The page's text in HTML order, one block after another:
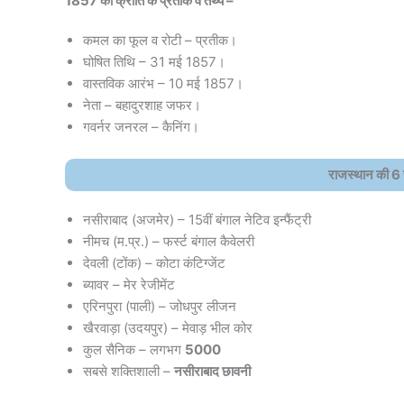
कमल का फूल व रोटी – प्रतीक।
घोषित तिथि – 31 मई 1857।
वास्तविक आरंभ – 10 मई 1857।
नेता – बहादुरशाह जफर।
गवर्नर जनरल – कैनिंग।
राजस्थान की
नसीराबाद (अजमेर) – 15वीं बंगाल नेटिव इन्फैंट्री
नीमच (म.प्र.) – फर्स्ट बंगाल कैवेलरी
देवली (टोंक) – कोटा कंटिग्जेंट
ब्यावर – मेर रेजीमेंट
एरिनपुरा (पाली) – जोधपुर लीजन
खैरवाड़ा (उदयपुर) – मेवाड़ भील कोर
कुल सैनिक – लगभग 5000
सबसे शक्तिशाली – नसीराबाद छावनी